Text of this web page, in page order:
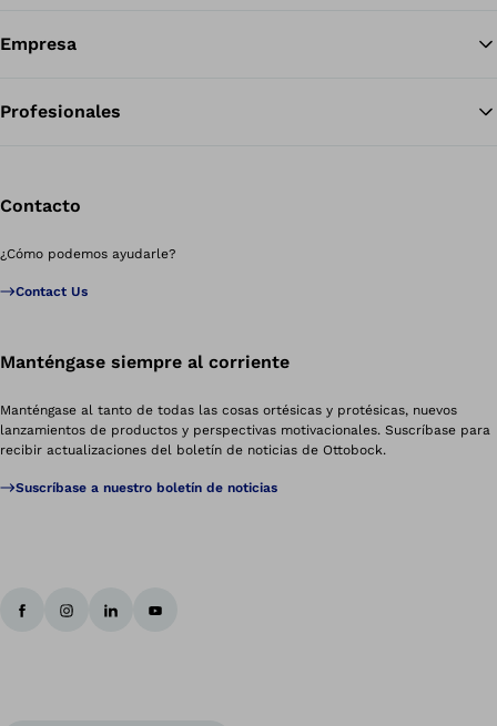
Empresa
Profesionales
Contacto
¿Cómo podemos ayudarle?
Contact Us
Manténgase siempre al corriente
Manténgase al tanto de todas las cosas ortésicas y protésicas, nuevos
lanzamientos de productos y perspectivas motivacionales. Suscríbase para
recibir actualizaciones del boletín de noticias de Ottobock.
Suscríbase a nuestro boletín de noticias